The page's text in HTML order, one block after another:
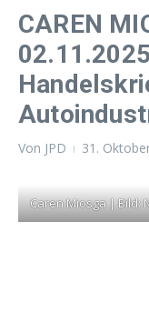
CAREN
Von JPD 31.
Caren Miosga | Bild: